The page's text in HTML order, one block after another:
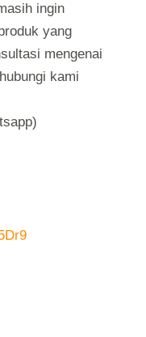
ingin
yang
mengenai
kami